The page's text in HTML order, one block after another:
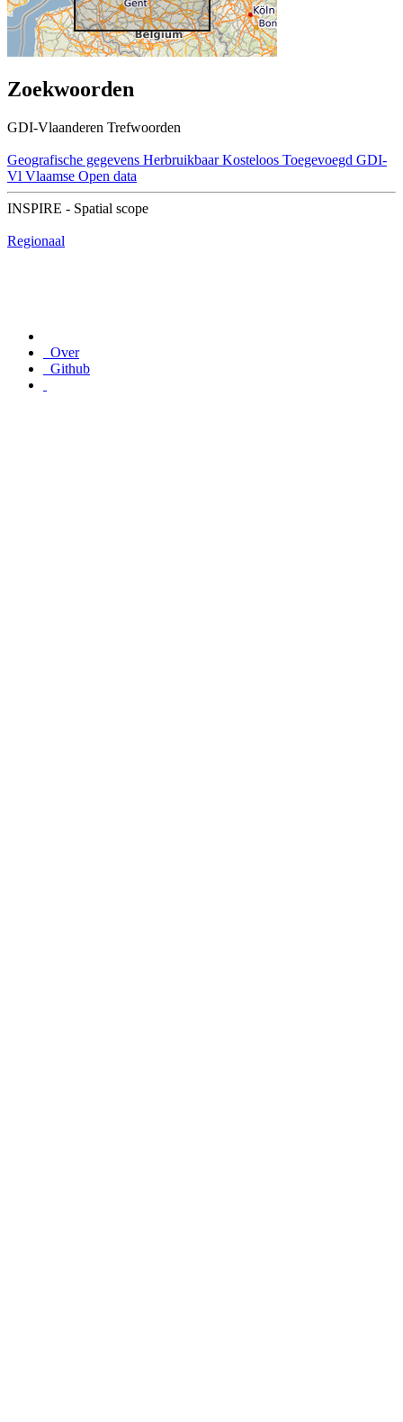
Zoekwoorden
GDI-Vlaanderen Trefwoorden
Geografische gegevens Herbruikbaar Kosteloos Toegevoegd GDI-
Vl Vlaamse Open data
INSPIRE - Spatial scope
Regionaal
Over
Github